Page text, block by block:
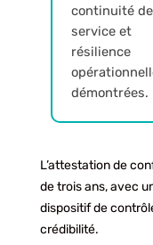
continuité de
service et
résilience
démontrées.
L’attestation de
de trois ans, avec
dispositif de
crédibilité.